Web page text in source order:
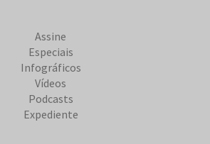
Assine
Especiais
Infográficos
Vídeos
Podcasts
Expediente